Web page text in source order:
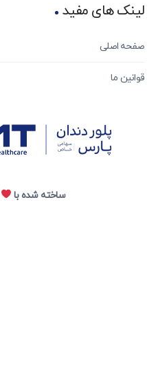
لینک های مفید
صفحه اصلی
قوانین ما
ساخته شده با